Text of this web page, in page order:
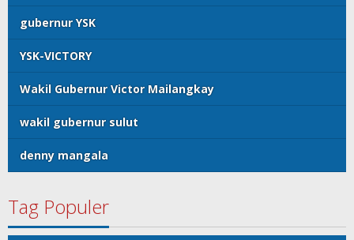
gubernur YSK
YSK-VICTORY
Wakil Gubernur Victor Mailangkay
wakil gubernur sulut
denny mangala
Tag Populer